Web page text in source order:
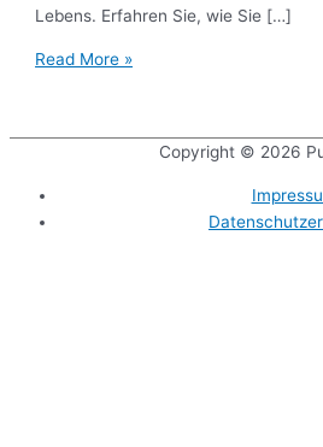
Lebens. Erfahren Sie, wie Sie […]
Read More »
Copyright © 2026